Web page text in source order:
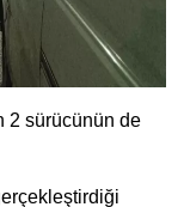
2 sürücünün de